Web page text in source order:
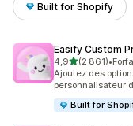
Built for Shopify
Easify Custom
4,9étoile(s) sur 5
(2 861)
2861 avis au total
•
Ajoutez des
personnalisateur
Built for